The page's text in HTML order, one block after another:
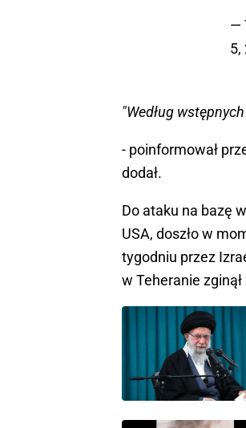
—
5,
"Według
- poinformował
dodał.
Do ataku na bazę
USA, doszło w
tygodniu przez
w Teheranie